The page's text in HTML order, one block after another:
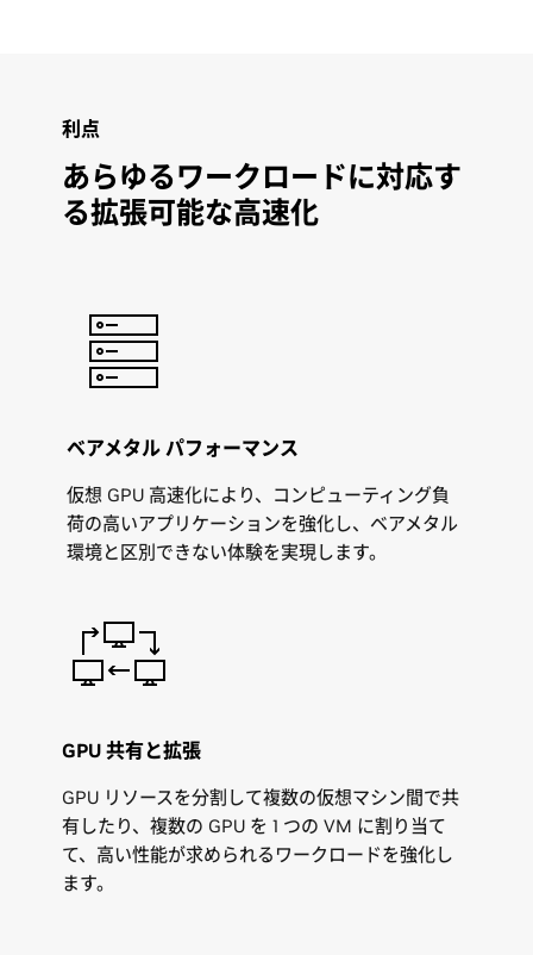
利点
あらゆるワークロードに対応す
る拡張可能な高速化
ベアメタル パフォーマンス
仮想 GPU 高速化により、コンピューティング負
荷の高いアプリケーションを強化し、ベアメタル
環境と区別できない体験を実現します。
GPU 共有と拡張
GPU リソースを分割して複数の仮想マシン間で共
有したり、複数の GPU を 1 つの VM に割り当て
て、高い性能が求められるワークロードを強化し
ます。